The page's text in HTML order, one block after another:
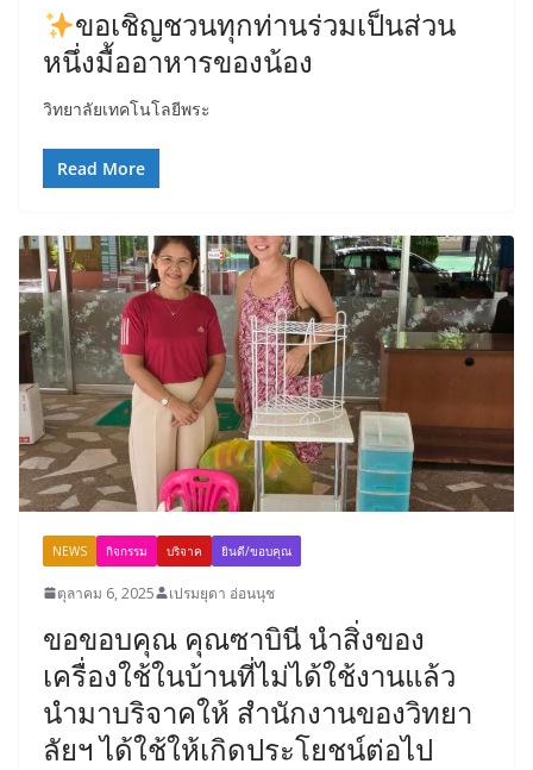
ขอเชิญชวนทุกท่านร่วมเป็นส่วน
หนึ่งมื้ออาหารของน้อง
วิทยาลัยเทคโนโลยีพระ
Read More
NEWS กิจกรรม บริจาค ยินดี/ขอบคุณ
ตุลาคม 6, 2025 เปรมยุดา อ่อนนุช
ขอขอบคุณ คุณซาบินี นำสิ่งของ
เครื่องใช้ในบ้านที่ไม่ได้ใช้งานแล้ว
นำมาบริจาคให้ สำนักงานของวิทยา
ลัยฯ ได้ใช้ให้เกิดประโยชน์ต่อไป